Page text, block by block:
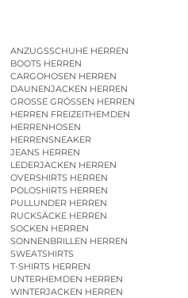
ANZUGSSCHUHE HERREN
BOOTS HERREN
CARGOHOSEN HERREN
DAUNENJACKEN HERREN
GROSSE GRÖSSEN HERREN
HERREN FREIZEITHEMDEN
HERRENHOSEN
HERRENSNEAKER
JEANS HERREN
LEDERJACKEN HERREN
OVERSHIRTS HERREN
POLOSHIRTS HERREN
PULLUNDER HERREN
RUCKSÄCKE HERREN
SOCKEN HERREN
SONNENBRILLEN HERREN
SWEATSHIRTS
T-SHIRTS HERREN
UNTERHEMDEN HERREN
WINTERJACKEN HERREN